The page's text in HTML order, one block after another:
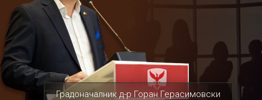
Градоначалник д-р Горан Герасимовски